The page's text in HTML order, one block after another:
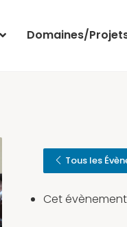
Domaines/
Tous les
Cet